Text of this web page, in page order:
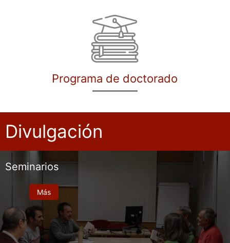
Programa de doctorado
Divulgación
Seminarios
Más